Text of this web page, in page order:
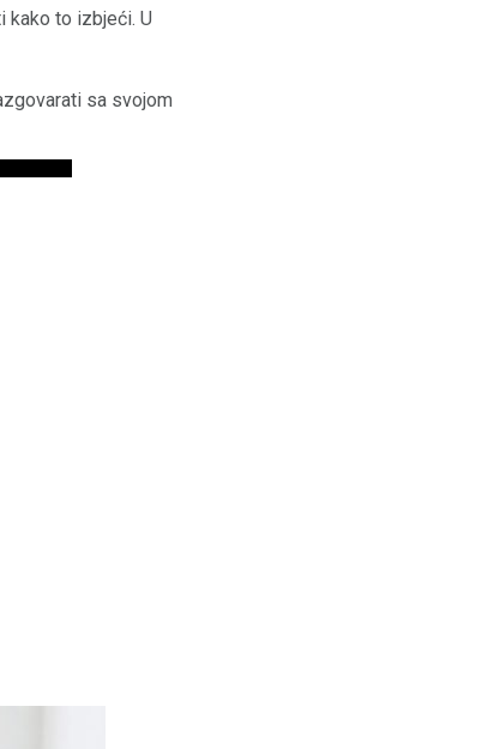
kako to izbjeći. U
sa svojom